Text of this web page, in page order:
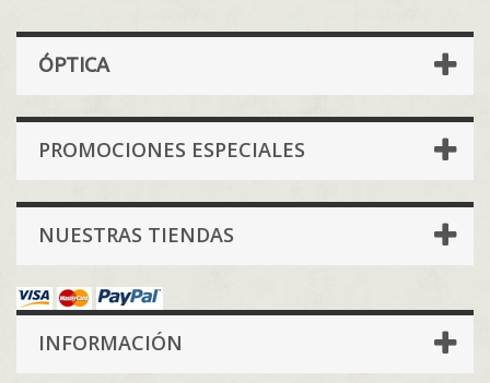
ÓPTICA
PROMOCIONES ESPECIALES
NUESTRAS TIENDAS
INFORMACIÓN